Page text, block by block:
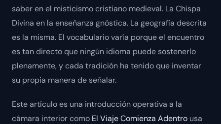
saber en el misticismo cristiano medieval. La Chispa
Divina en la enseñanza gnóstica. La geografía descrita
es la misma. El vocabulario varía porque el encuentro
es tan directo que ningún idioma puede sostenerlo
plenamente, y cada tradición ha tenido que inventar
su propia manera de señalar.
Este artículo es una introducción operativa a la
cámara interior como El Viaje Comienza Adentro usa